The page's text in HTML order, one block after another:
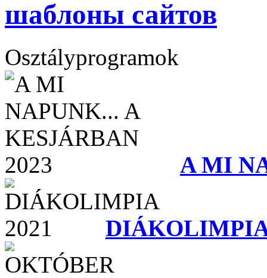
шаблоны сайтов
Osztályprogramok
A MI